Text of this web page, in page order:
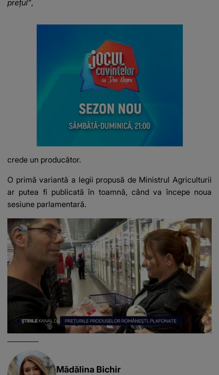
prețul”,
crede un producător.
O primă variantă a legii propusă de Ministrul Agriculturii
ar putea fi publicată în toamnă, când va începe noua
sesiune parlamentară.
Mădălina Bichir